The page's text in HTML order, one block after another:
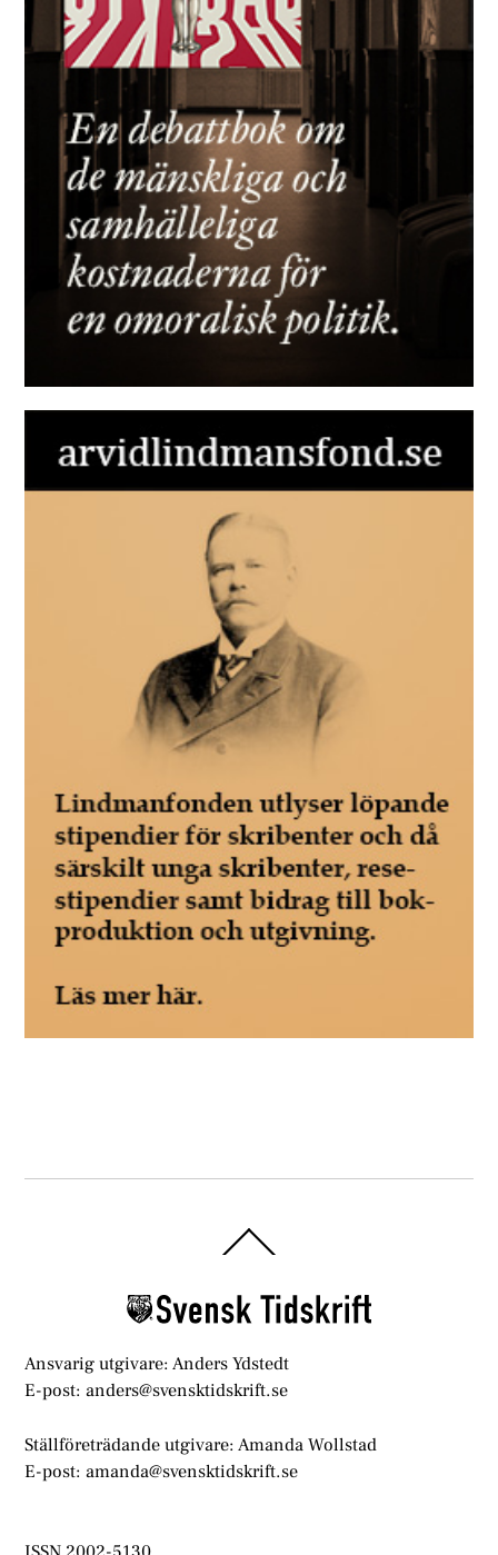
To
Ansvarig utgivare: Anders Ydstedt
E-post: anders@svensktidskrift.se
Ställföreträdande utgivare: Amanda Wollstad
E-post: amanda@svensktidskrift.se